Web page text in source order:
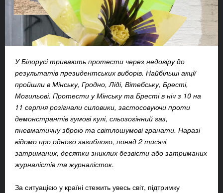
У Білорусі тривають протести через недовіру до
результатів президентських виборів. Найбільші акції
пройшли в Мінську, Гродно, Ліді, Вітебську, Бресті,
Могильові. Протести у Мінську та Бресті в ніч з 10 на
11 серпня розігнали силовики, застосовуючи проти
демонстрантів гумові кулі, сльозогінний газ,
пневматичну зброю та світлошумові гранати. Наразі
відомо про одного загиблого, понад 2 тисячі
затриманих, десятки зниклих безвісти або затриманих
журналістів та журналісток.
За ситуацією у країні стежить увесь світ, підтримку